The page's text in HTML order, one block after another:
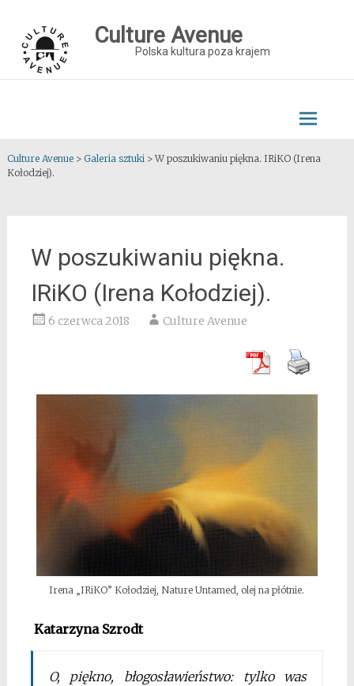
content
Culture Avenue
Polska kultura poza krajem
Culture Avenue> Galeria sztuki> W poszukiwaniu piękna. IRiKO (Irena
Kołodziej).
W poszukiwaniu piękna.
IRiKO (Irena Kołodziej).
6 czerwca 2018 Culture Avenue
Irena „IRiKO” Kołodziej, Nature Untamed, olej na płótnie.
Katarzyna Szrodt
O, piękno, błogosławieństwo: tylko was